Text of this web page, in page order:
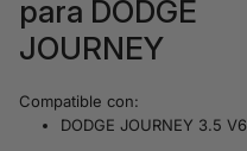
para DODGE
JOURNEY
Compatible con:
DODGE JOURNEY 3.5 V6